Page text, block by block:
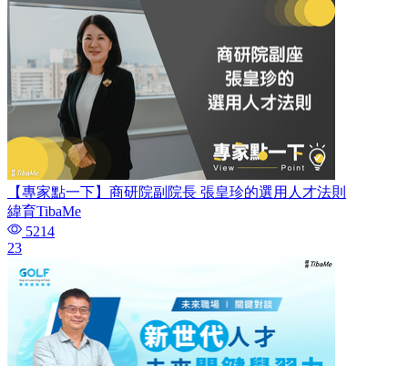
【專家點一下】商研院副院長 張皇珍的選用人才法則
緯育TibaMe
5214
23